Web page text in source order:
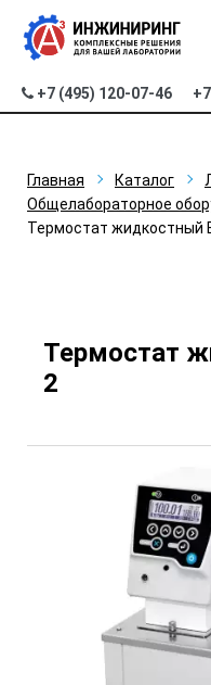
+7 (495) 120-07-46
Главная Каталог
Общелабораторное
Термостат жидкостный
Термостат
2